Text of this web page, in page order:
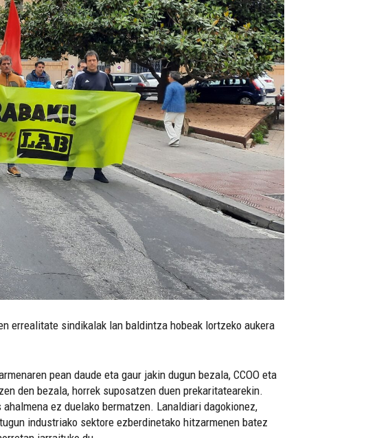
errealitate sindikalak lan baldintza hobeak lortzeko aukera
pean daude eta gaur jakin dugun bezala, CCOO eta
den bezala, horrek suposatzen duen prekaritatearekin.
ez duelako bermatzen. Lanaldiari dagokionez,
industriako sektore ezberdinetako hitzarmenen batez